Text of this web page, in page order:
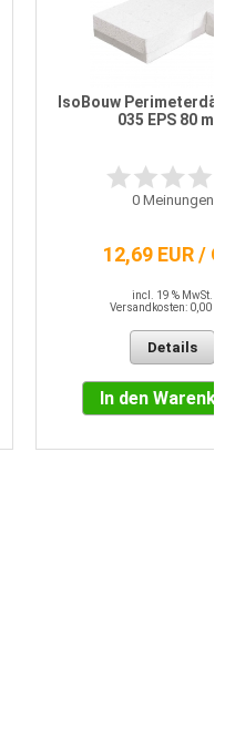
IsoBouw
035 EPS 80
0Meinungen
12,69 EUR /
incl. 19 % MwSt.
Versandkosten: 0,00
Details
In den